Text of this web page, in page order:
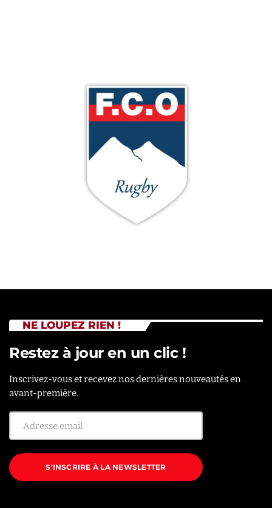
NE LOUPEZ RIEN !
Restez à jour en un clic !
Inscrivez-vous et recevez nos dernières nouveautés en
avant-première.
S'INSCRIRE À LA NEWSLETTER